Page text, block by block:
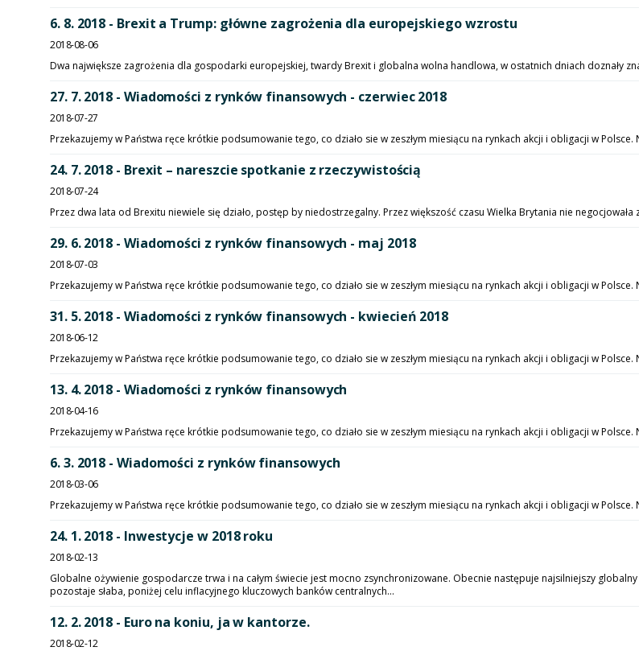
6. 8. 2018 - Brexit a Trump: główne zagrożenia dla europejskiego wzrostu
2018-08-06
Dwa największe zagrożenia dla gospodarki europejskiej, twardy Brexit i globalna wolna handlowa, w ostatnich dniach doznały
27. 7. 2018 - Wiadomości z rynków finansowych - czerwiec 2018
2018-07-27
Przekazujemy w Państwa ręce krótkie podsumowanie tego, co działo sie w zeszłym miesiącu na rynkach akcji i obligacji w Polsce.
24. 7. 2018 - Brexit – nareszcie spotkanie z rzeczywistością
2018-07-24
Przez dwa lata od Brexitu niewiele się działo, postęp by niedostrzegalny. Przez większość czasu Wielka Brytania nie
29. 6. 2018 - Wiadomości z rynków finansowych - maj 2018
2018-07-03
Przekazujemy w Państwa ręce krótkie podsumowanie tego, co działo sie w zeszłym miesiącu na rynkach akcji i obligacji w Polsce.
31. 5. 2018 - Wiadomości z rynków finansowych - kwiecień 2018
2018-06-12
Przekazujemy w Państwa ręce krótkie podsumowanie tego, co działo sie w zeszłym miesiącu na rynkach akcji i obligacji w Polsce.
13. 4. 2018 - Wiadomości z rynków finansowych
2018-04-16
Przekazujemy w Państwa ręce krótkie podsumowanie tego, co działo sie w zeszłym miesiącu na rynkach akcji i obligacji w Polsce.
6. 3. 2018 - Wiadomości z rynków finansowych
2018-03-06
Przekazujemy w Państwa ręce krótkie podsumowanie tego, co działo sie w zeszłym miesiącu na rynkach akcji i obligacji w Polsce.
24. 1. 2018 - Inwestycje w 2018 roku
2018-02-13
Globalne ożywienie gospodarcze trwa i na całym świecie jest mocno zsynchronizowane. Obecnie następuje najsilniejszy
pozostaje słaba, poniżej celu inflacyjnego kluczowych banków centralnych...
12. 2. 2018 - Euro na koniu, ja w kantorze.
2018-02-12